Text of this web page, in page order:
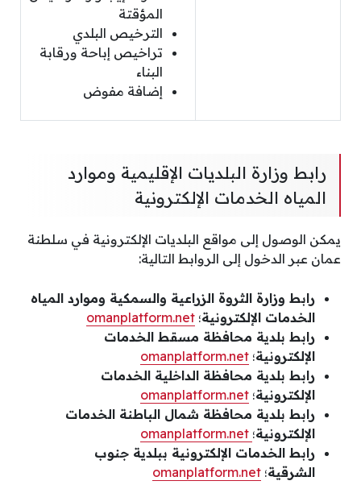
المؤقتة
الترخيص البلدي
تراخيص إباحة ورقابة
البناء
إضافة مفوض
رابط وزارة البلديات الإقليمية وموارد
المياه الخدمات الإلكترونية
يمكن الوصول إلى مواقع البلديات الإلكترونية في سلطنة
عمان عبر الدخول إلى الروابط التالية:
رابط وزارة الثروة الزراعية والسمكية وموارد المياه
الخدمات الإلكترونية؛ omanplatform.net
رابط بلدية محافظة مسقط الخدمات
الإلكترونية؛ omanplatform.net
رابط بلدية محافظة الداخلية الخدمات
الإلكترونية؛ omanplatform.net
رابط بلدية محافظة شمال الباطنة الخدمات
الإلكترونية؛
رابط الخدمات الإلكترونية ببلدية جنوب
الشرقية؛ omanplatform.net